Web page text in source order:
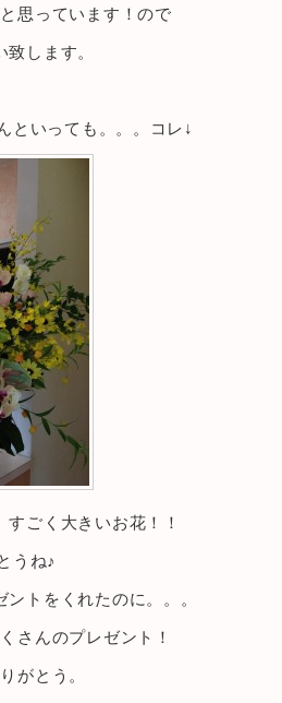
思っています！ので
します。
といっても。。。コレ↓
ごく大きいお花！！
うね♪
トをくれたのに。。。
さんのプレゼント！
がとう。